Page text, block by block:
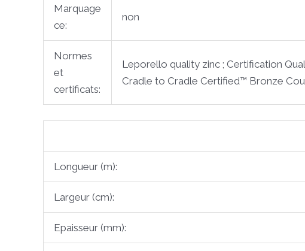
Marquage
ce:
non
Normes
et
certificats:
Leporello quality zinc ; Certification
Cradle to Cradle Certified™ Bronze
Longueur (m):
Largeur (cm):
Epaisseur (mm):